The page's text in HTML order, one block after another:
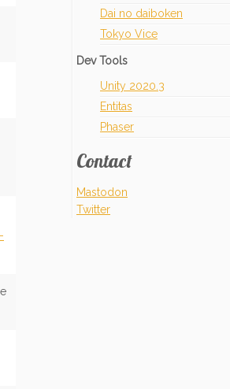
Dai no daiboken
Tokyo Vice
Dev Tools
Unity 2020.3
Entitas
Phaser
Contact
Mastodon
Twitter